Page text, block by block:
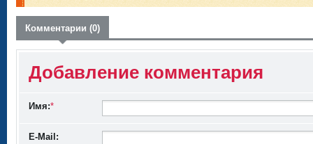
Комментарии (0)
Добавление комментария
Имя:*
E-Mail: